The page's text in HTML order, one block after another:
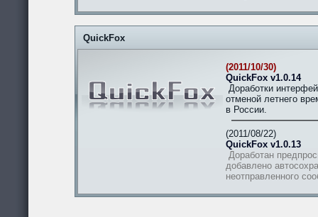
QuickFox
(2011/10/30)
QuickFox v1.0.14
Доработки
отменой летнего
в России.
(2011/08/22)
QuickFox v1.0.13
Доработан
добавлено
неотправленного